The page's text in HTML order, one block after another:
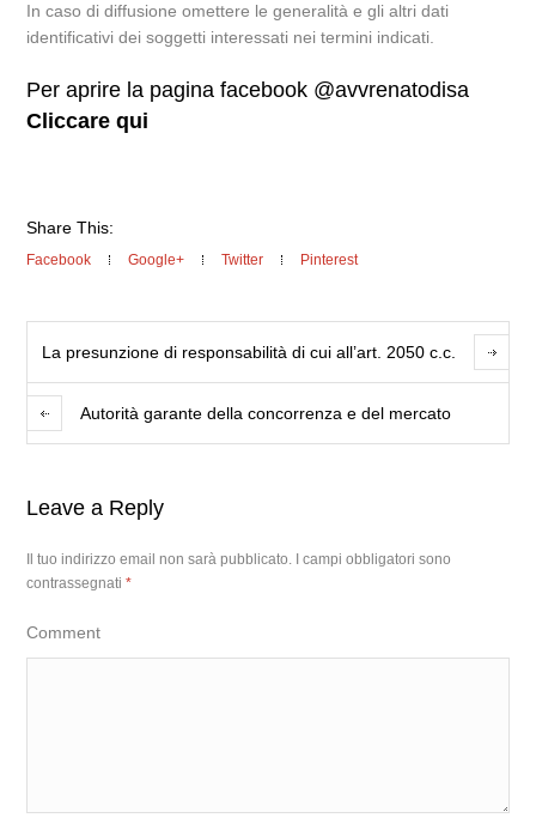
In caso di diffusione omettere le generalità e gli altri dati
identificativi dei soggetti interessati nei termini indicati.
Per aprire la pagina facebook @avvrenatodisa
Cliccare qui
Share This:
Facebook Google+ Twitter Pinterest
La presunzione di responsabilità di cui all’art. 2050 c.c.
Autorità garante della concorrenza e del mercato
Leave a Reply
Il tuo indirizzo email non sarà pubblicato.
I campi obbligatori sono
contrassegnati*
Comment